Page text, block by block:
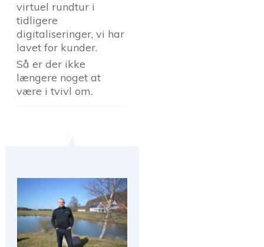
virtuel rundtur i
tidligere
digitaliseringer, vi har
lavet for kunder.
Så er der ikke
længere noget at
være i tvivl om.